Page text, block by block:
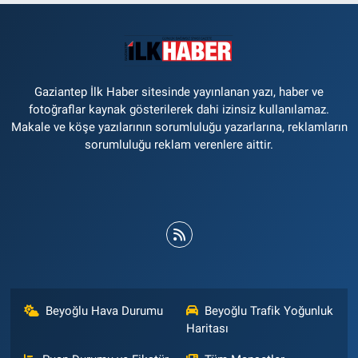
Gaziantep İlk Haber sitesinde yayınlanan yazı, haber ve
fotoğraflar kaynak gösterilerek dahi izinsiz kullanılamaz.
Makale ve köşe yazılarının sorumluluğu yazarlarına, reklamların
sorumluluğu reklam verenlere aittir.
Beyoğlu Hava Durumu
Beyoğlu Trafik Yoğunluk
Haritası